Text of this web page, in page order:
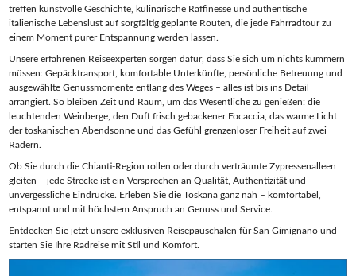
treffen kunstvolle Geschichte, kulinarische Raffinesse und authentische
italienische Lebenslust auf sorgfältig geplante Routen, die jede Fahrradtour zu
einem Moment purer Entspannung werden lassen.
Unsere erfahrenen Reiseexperten sorgen dafür, dass Sie sich um nichts kümmern
müssen: Gepäcktransport, komfortable Unterkünfte, persönliche Betreuung und
ausgewählte Genussmomente entlang des Weges – alles ist bis ins Detail
arrangiert. So bleiben Zeit und Raum, um das Wesentliche zu genießen: die
leuchtenden Weinberge, den Duft frisch gebackener Focaccia, das warme Licht
der toskanischen Abendsonne und das Gefühl grenzenloser Freiheit auf zwei
Rädern.
Ob Sie durch die Chianti-Region rollen oder durch verträumte Zypressenalleen
gleiten – jede Strecke ist ein Versprechen an Qualität, Authentizität und
unvergessliche Eindrücke. Erleben Sie die Toskana ganz nah – komfortabel,
entspannt und mit höchstem Anspruch an Genuss und Service.
Entdecken Sie jetzt unsere exklusiven Reisepauschalen für San Gimignano und
starten Sie Ihre Radreise mit Stil und Komfort.